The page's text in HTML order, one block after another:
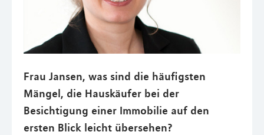
Frau Jansen, was sind die häufigsten
Mängel, die Hauskäufer bei der
Besichtigung einer Immobilie auf den
ersten Blick leicht übersehen?